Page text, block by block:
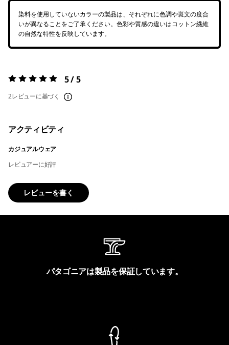
染料を使用していないカラーの製品は、それぞれに色調や斑文の度合
いが異なることをご了承ください。色彩や質感の違いはコットン繊維
の自然な特性を反映しています。
評価:5 / 5 5 / 5
2レビューに基づく
アクティビティ
カジュアルウェア
レビュアーに好評
レビューを書く
パタゴニアは製品を保証しています。